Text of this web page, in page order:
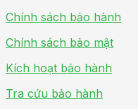
Chính sách bảo hành
Chính sách bảo mật
Kích hoạt bảo hành
Tra cứu bảo hành